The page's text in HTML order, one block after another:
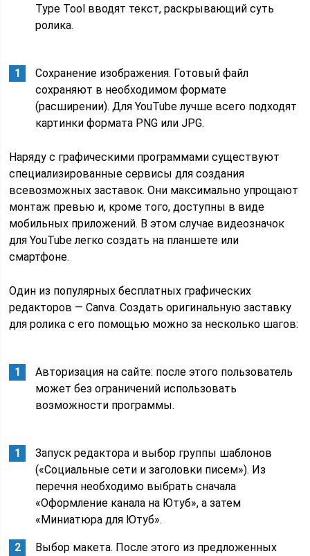
Type Tool вводят текст, раскрывающий суть
ролика.
Сохранение изображения. Готовый файл
сохраняют в необходимом формате
(расширении). Для YouTube лучше всего подходят
картинки формата PNG или JPG.
Наряду с графическими программами существуют
специализированные сервисы для создания
всевозможных заставок. Они максимально упрощают
монтаж превью и, кроме того, доступны в виде
мобильных приложений. В этом случае видеозначок
для YouTube легко создать на планшете или
смартфоне.
Один из популярных бесплатных графических
редакторов — Canva. Создать оригинальную заставку
для ролика с его помощью можно за несколько шагов:
Авторизация на сайте: после этого пользователь
может без ограничений использовать
возможности программы.
Запуск редактора и выбор группы шаблонов
(«Социальные сети и заголовки писем»). Из
перечня необходимо выбрать сначала
«Оформление канала на Ютуб», а затем
«Миниатюра для Ютуб».
Выбор макета. После этого из предложенных